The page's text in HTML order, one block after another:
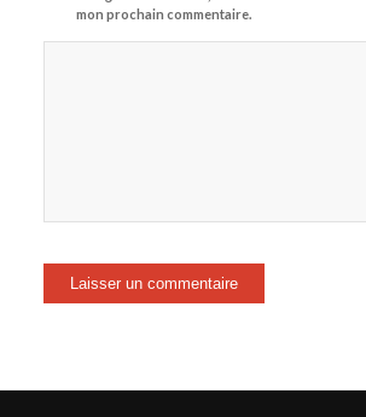
mon prochain commentaire.